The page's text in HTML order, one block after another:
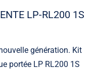
LP-RL200 1S
génération. Kit
portée LP RL200 1S